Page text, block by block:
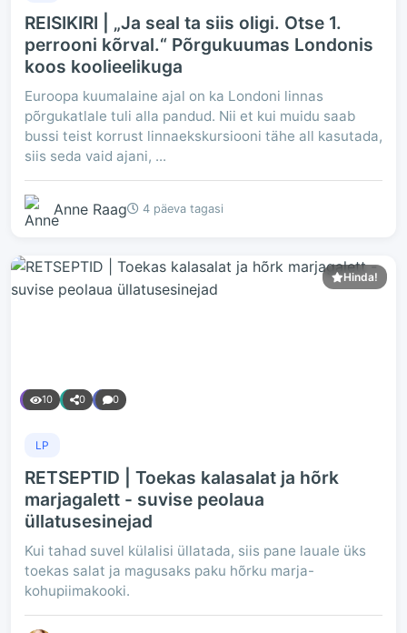
REISIKIRI | „Ja seal ta siis oligi. Otse 1.
perrooni kõrval.“ Põrgukuumas Londonis
koos koolieelikuga
Euroopa kuumalaine ajal on ka Londoni linnas
põrgukatlale tuli alla pandud. Nii et kui muidu saab
bussi teist korrust linnaekskursiooni tähe all kasutada,
siis seda vaid ajani, ...
Anne Raag 4 päeva tagasi
Hinda!
10 0 0
LP
RETSEPTID | Toekas kalasalat ja hõrk
marjagalett - suvise peolaua
üllatusesinejad
Kui tahad suvel külalisi üllatada, siis pane lauale üks
toekas salat ja magusaks paku hõrku marja-
kohupiimakooki.